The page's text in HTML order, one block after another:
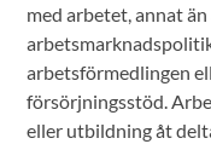
med arbetet, annat
arbetsförmedlingen
försörjningsstöd.
eller utbildning åt